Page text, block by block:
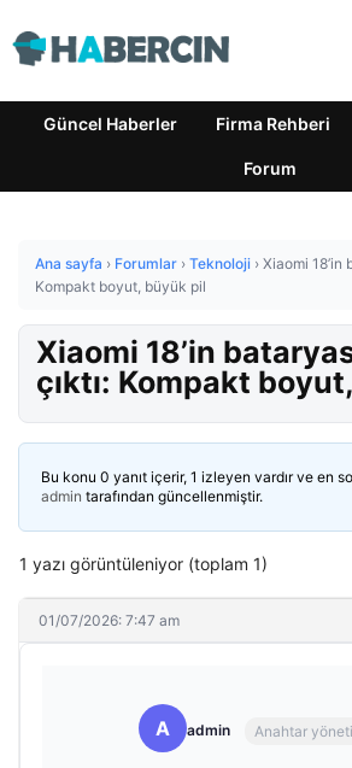
Güncel Haberler Firma Rehberi
Forum
Ana sayfa › Forumlar › Teknoloji › Xiaomi 18’in
Kompakt boyut, büyük pil
Xiaomi 18’in
çıktı: Kompakt
Bu konu 0 yanıt içerir, 1 izleyen vardır ve en
admin tarafından güncellenmiştir.
1 yazı görüntüleniyor (toplam 1)
01/07/2026: 7:47 am
A admin Anahtar